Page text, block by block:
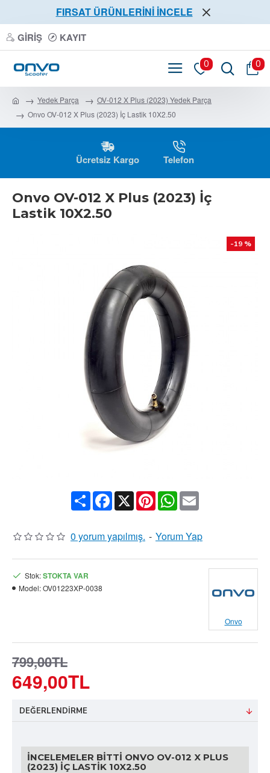
FIRSAT ÜRÜNLERİNİ İNCELE
GIRIŞ KAYIT
0 0
Yedek Parça
OV-012 X Plus (2023) Yedek Parça
Onvo OV-012 X Plus (2023) İç Lastik 10X2.50
Ücretsiz Kargo Telefon
Onvo OV-012 X Plus (2023) İç
Lastik 10X2.50
-19 %
ShareFacebook
X PinterestWhatsApp
Email
0 yorum yapılmış. - Yorum Yap
649,00TL
799,00TL
Stok:STOKTA VAR
Model:OV01223XP-0038
Onvo
DEĞERLENDIRME
İNCELEMELER BITTI ONVO OV-012 X PLUS
(2023) İÇ LASTIK 10X2.50